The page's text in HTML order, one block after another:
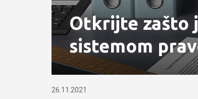
Otkrijte zašto
sistemom
26.11.2021